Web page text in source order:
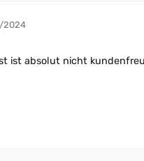
2024
ist absolut nicht